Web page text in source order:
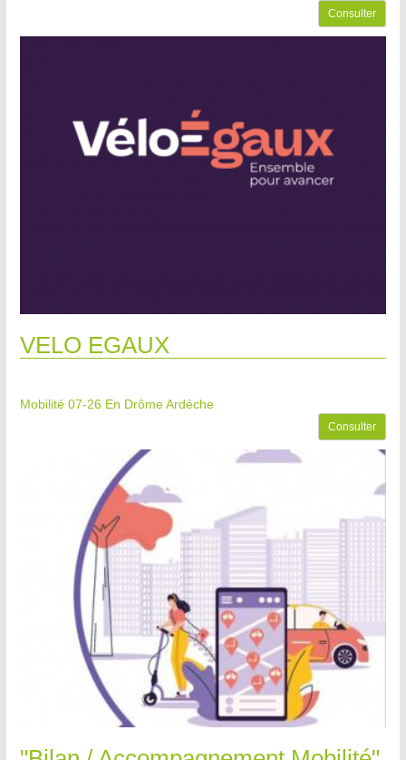
Consulter
VELO EGAUX
Mobilité 07-26 En Drôme Ardèche
Consulter